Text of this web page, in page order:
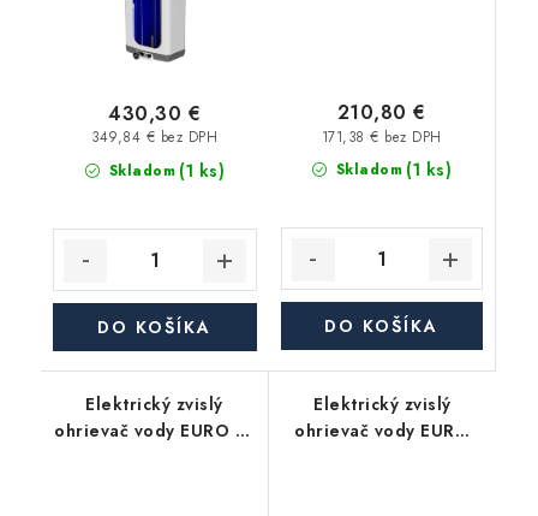
Skladom (1 ks)
349,84 € bez DPH
430,30 €
DO KOŠÍKA
Skladom (1 ks)
171,38 € bez DPH
210,80 €
DO KOŠÍKA
Elektrický zvislý
ohrievač vody EURO 81
Elektrický zvislý
ohrievač vody EURO